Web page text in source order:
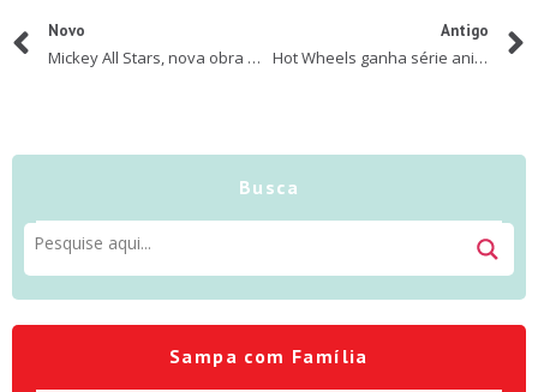
Novo
Mickey All Stars, nova obra da Disney chega ao Brasil pela Panini
Antigo
Hot Wheels ganha série animada na Netflix
Busca
Sampa com Família